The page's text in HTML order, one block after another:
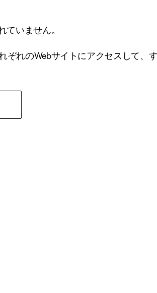
いません。
れのWebサイトにアクセスして、